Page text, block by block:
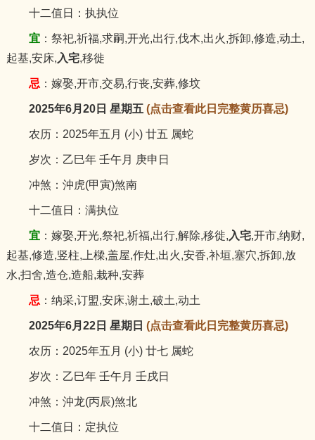
十二值日：执执位
宜：祭祀,祈福,求嗣,开光,出行,伐木,出火,拆卸,修造,动土,
起基,安床, 入宅,移徙
忌 ：嫁娶,开市,交易,行丧,安葬,修坟
2025年6月20日 星期五 (点击查看此日完整黄历喜忌)
农历：2025年五月 (小) 廿五 属蛇
岁次：乙巳年 壬午月 庚申日
冲煞：沖虎(甲寅)煞南
十二值日：满执位
宜：嫁娶,开光,祭祀,祈福,出行,解除,移徙, 入宅,开市,纳财,
起基,修造,竖柱,上樑,盖屋,作灶,出火,安香,补垣,塞穴,拆卸,放
水,扫舍,造仓,造船,栽种,安葬
忌 ：纳采,订盟,安床,谢土,破土,动土
2025年6月22日 星期日 (点击查看此日完整黄历喜忌)
农历：2025年五月 (小) 廿七 属蛇
岁次：乙巳年 壬午月 壬戌日
冲煞：沖龙(丙辰)煞北
十二值日：定执位